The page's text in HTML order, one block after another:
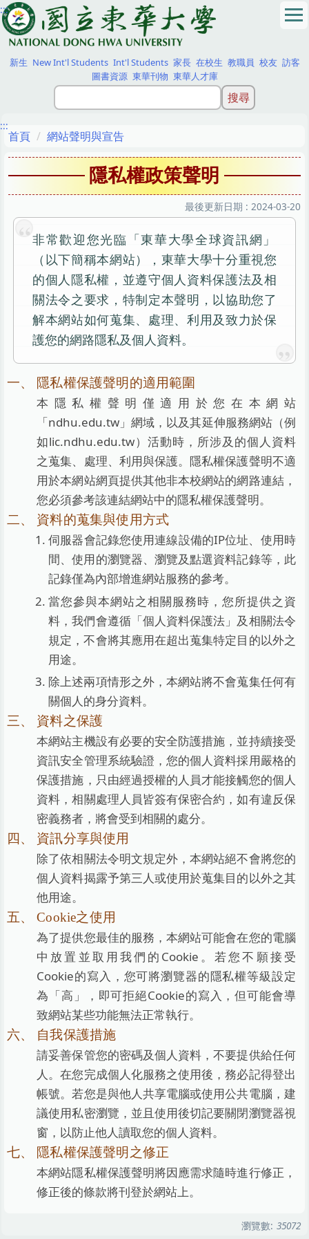
跳
到
主
要
內
:::
新生 New Int'l Students Int'l Students 家長 在校生 教職員 校友 訪客
圖書資源 東華刊物 東華人才庫
:::
首頁 網站聲明與宣告
隱私權政策聲明
最後更新日期 : 2024-03-20
非常歡迎您光臨「東華大學全球資訊網」
（以下簡稱本網站），東華大學十分重視您
的個人隱私權，並遵守個人資料保護法及相
關法令之要求，特制定本聲明，以協助您了
解本網站如何蒐集、處理、利用及致力於保
護您的網路隱私及個人資料。
隱私權保護聲明的適用範圍
本隱私權聲明僅適用於您在本網站
「ndhu.edu.tw」網域，以及其延伸服務網站（例
如lic.ndhu.edu.tw）活動時，所涉及的個人資料
之蒐集、處理、利用與保護。隱私權保護聲明不適
用於本網站網頁提供其他非本校網站的網路連結，
您必須參考該連結網站中的隱私權保護聲明。
資料的蒐集與使用方式
伺服器會記錄您使用連線設備的IP位址、使用時
間、使用的瀏覽器、瀏覽及點選資料記錄等，此
記錄僅為內部增進網站服務的參考。
當您參與本網站之相關服務時，您所提供之資
料，我們會遵循「個人資料保護法」及相關法令
規定，不會將其應用在超出蒐集特定目的以外之
用途。
除上述兩項情形之外，本網站將不會蒐集任何有
關個人的身分資料。
資料之保護
本網站主機設有必要的安全防護措施，並持續接受
資訊安全管理系統驗證，您的個人資料採用嚴格的
保護措施，只由經過授權的人員才能接觸您的個人
資料，相關處理人員皆簽有保密合約，如有違反保
密義務者，將會受到相關的處分。
資訊分享與使用
除了依相關法令明文規定外，本網站絕不會將您的
個人資料揭露予第三人或使用於蒐集目的以外之其
他用途。
Cookie之使用
為了提供您最佳的服務，本網站可能會在您的電腦
中放置並取用我們的Cookie。若您不願接受
Cookie的寫入，您可將瀏覽器的隱私權等級設定
為「高」，即可拒絕Cookie的寫入，但可能會導
致網站某些功能無法正常執行。
自我保護措施
請妥善保管您的密碼及個人資料，不要提供給任何
人。在您完成個人化服務之使用後，務必記得登出
帳號。若您是與他人共享電腦或使用公共電腦，建
議使用私密瀏覽，並且使用後切記要關閉瀏覽器視
窗，以防止他人讀取您的個人資料。
隱私權保護聲明之修正
本網站隱私權保護聲明將因應需求隨時進行修正，
修正後的條款將刊登於網站上。
瀏覽數: 35072